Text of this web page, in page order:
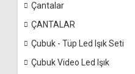
Çantalar
ÇANTALAR
Çubuk - Tüp Led Işık Seti
Çubuk Video Led Işık